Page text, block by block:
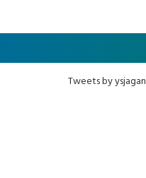
Tweets by ysjagan